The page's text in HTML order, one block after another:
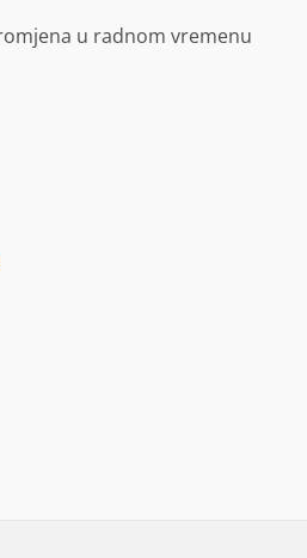
u radnom vremenu